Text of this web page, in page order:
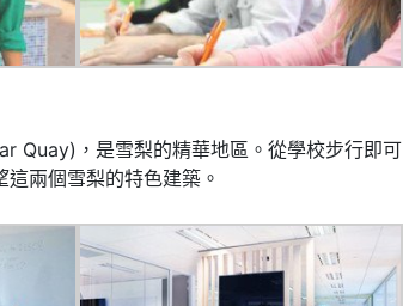
Quay) ，是雪梨的精華地區。從學校步行即可
這兩個雪梨的特色建築。